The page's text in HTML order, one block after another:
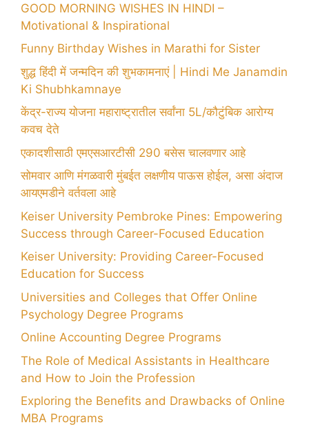
GOOD MORNING WISHES IN HINDI –
Motivational & Inspirational
Funny Birthday Wishes in Marathi for Sister
शुद्ध हिंदी में जन्मदिन की शुभकामनाएं | Hindi Me Janamdin
Ki Shubhkamnaye
केंद्र-राज्य योजना महाराष्ट्रातील सर्वांना 5L/कौटुंबिक आरोग्य
कवच देते
एकादशीसाठी एमएसआरटीसी 290 बसेस चालवणार आहे
सोमवार आणि मंगळवारी मुंबईत लक्षणीय पाऊस होईल, असा अंदाज
आयएमडीने वर्तवला आहे
Keiser University Pembroke Pines: Empowering
Success through Career-Focused Education
Keiser University: Providing Career-Focused
Education for Success
Universities and Colleges that Offer Online
Psychology Degree Programs
Online Accounting Degree Programs
The Role of Medical Assistants in Healthcare
and How to Join the Profession
Exploring the Benefits and Drawbacks of Online
MBA Programs